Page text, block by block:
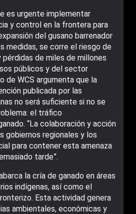
es urgente implementar
y control en la frontera para
del gusano barrenador
medidas, se corre el riesgo de
pérdidas de miles de millones
públicos y del sector
de WCS argumenta que la
publicada por las
no será suficiente si no se
el tráfico
“La colaboración y acción
gobiernos regionales y los
para contener esta amenaza
tarde”.
la cría de ganado en áreas
indígenas, así como el
Esta actividad genera
ambientales, económicas y